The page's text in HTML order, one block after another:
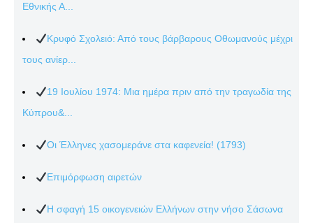
Εθνικής Α...
Κρυφό Σχολειό: Από τους βάρβαρους Οθωμανούς μέχρι
τους ανίερ...
19 Ιουλίου 1974: Μια ημέρα πριν από την τραγωδία της
Κύπρου&...
Οι Έλληνες χασομεράνε στα καφενεία! (1793)
Επιμόρφωση αιρετών
Η σφαγή 15 οικογενειών Ελλήνων στην νήσο Σάσωνα